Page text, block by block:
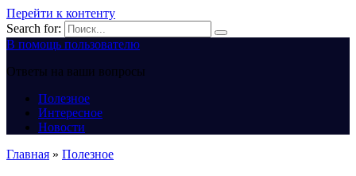
Перейти к контенту
Search for:
В помощь пользователю
Ответы на ваши вопросы
Полезное
Интересное
Новости
Главная » Полезное